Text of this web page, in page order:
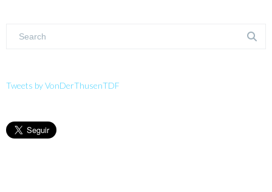
Tweets by VonDerThusenTDF